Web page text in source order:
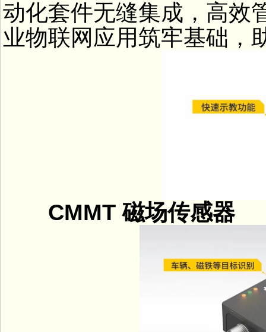
动化套件无缝集成，高效
业物联网应用筑牢基础，
CMMT 磁场传感器